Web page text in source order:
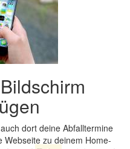
dort deine Abfalltermine
zu deinem Home-